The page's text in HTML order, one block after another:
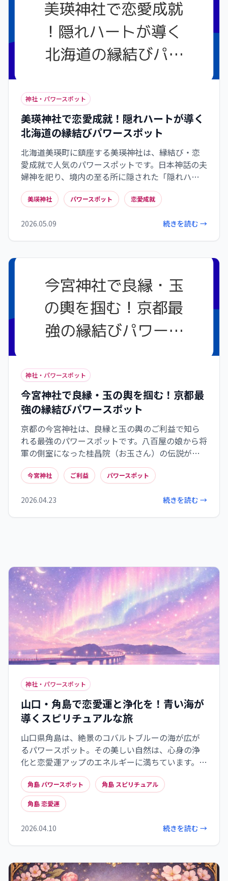
神社・パワースポット
美瑛神社で恋愛成就！隠れハートが導く
北海道の縁結びパワースポット
北海道美瑛町に鎮座する美瑛神社は、縁結び・恋
愛成就で人気のパワースポットです。日本神話の夫
婦神を祀り、境内の至る所に隠された「隠れハー
ト」を見つけると恋愛運がアップすると言われて
います。美しい自然に囲まれたこの地で、あなたの
智・美瑛火祭りの時期はさらに強力なご利益が期
待できます。
美瑛神社 パワースポット 恋愛成就
2026.05.09 続きを読む →
神社・パワースポット
今宮神社で良縁・玉の輿を掴む！京都最
強の縁結びパワースポット
京都の今宮神社は、良縁と玉の輿のご利益で知ら
れる最強のパワースポットです。八百屋の娘から将
軍の側室になった桂昌院（お玉さん）の伝説が残
り、人生を好転させるチャンスを掴みたいと願う
人々が訪れます。阿呆賢さんや玉の輿守りなど、ス
変えるような素晴らしいご縁を引き寄せに、ぜひ
今宮神社へ足を運んでみませんか。
今宮神社 ご利益 パワースポット
2026.04.23 続きを読む →
神社・パワースポット
山口・角島で恋愛運と浄化を！青い海が
導くスピリチュアルな旅
山口県角島は、絶景のコバルトブルーの海が広が
るパワースポット。その美しい自然は、心身の浄
化と恋愛運アップのエネルギーに満ちています。角
島大橋は「縁結びの橋」として新たな出会いを、
透明な海は心のデトックスを促します。五感で自然
を感じ、瞑想や散策を通じて、角島が持つスピリ
チュアルな力を体感し、本来の輝きを取り戻す旅
に出かけましょう。
角島 パワースポット 角島 スピリチュアル
角島 恋愛運
2026.04.10 続きを読む →